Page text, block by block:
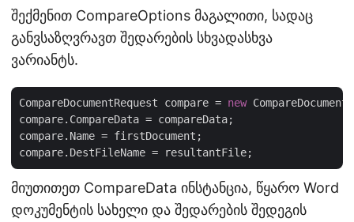
შექმენით CompareOptions მაგალითი, სადაც
განვსაზღვრავთ შედარების სხვადასხვა
ვარიანტს.
CompareDocumentRequest compare = new
compare.CompareData = compareData;
compare.Name = firstDocument;
მიუთითეთ CompareData ინსტანცია, წყარო Word
დოკუმენტის სახელი და შედარების შედეგის